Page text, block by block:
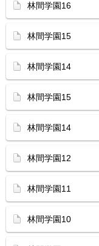
林間学園16
林間学園15
林間学園14
林間学園15
林間学園14
林間学園12
林間学園11
林間学園10